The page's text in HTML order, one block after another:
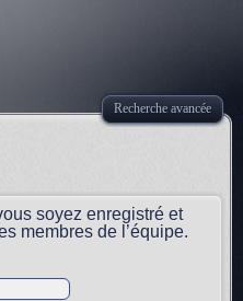
Recherche avancée
soyez enregistré et
membres de l’équipe.